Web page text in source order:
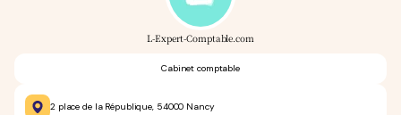
L-Expert-Comptable.com
Cabinet comptable
2 place de la République, 54000 Nancy